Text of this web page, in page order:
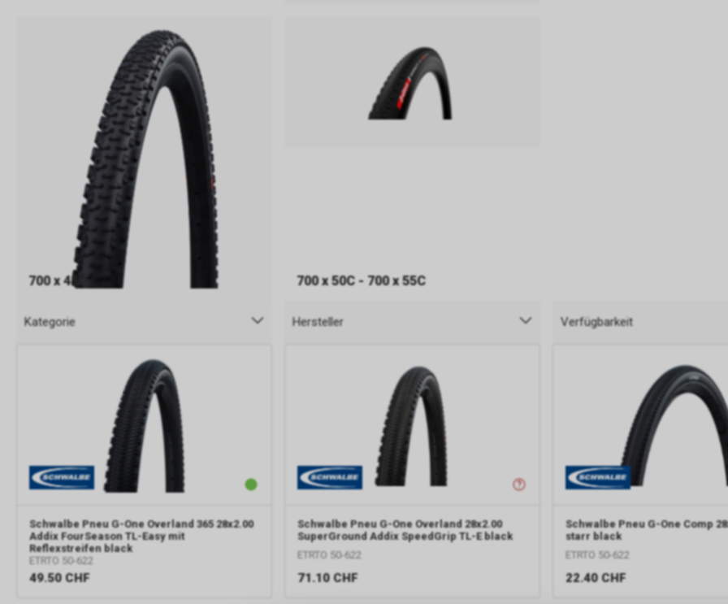
700 x 45C 700 x 50C - 700 x 55C
Kategorie Hersteller Verfügbarkeit
Schwalbe Pneu G-One Overland 365 28x2.00
Addix FourSeason TL-Easy mit
Reflexstreifen black
ETRTO 50-622
49.50 CHF
Schwalbe Pneu G-One Overland 28x2.00
SuperGround Addix SpeedGrip TL-E black
ETRTO 50-622
71.10 CHF
Schwalbe Pneu G-One Comp
starr black
ETRTO 50-622
22.40 CHF